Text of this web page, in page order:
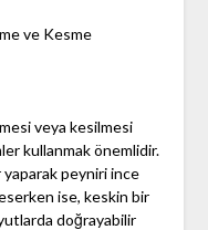
ve Kesme
veya kesilmesi
kullanmak önemlidir.
peyniri ince
ise, keskin bir
doğrayabilir